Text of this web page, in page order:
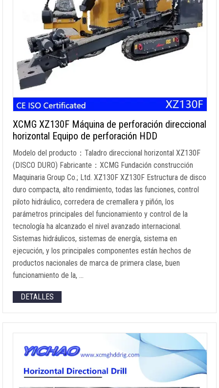
XCMG XZ130F Máquina de perforación direccional
horizontal Equipo de perforación HDD
Modelo del producto：Taladro direccional horizontal XZ130F
(DISCO DURO) Fabricante：XCMG Fundación construcción
Maquinaria Group Co.; Ltd. XZ130F XZ130F Estructura de disco
duro compacta, alto rendimiento, todas las funciones, control
piloto hidráulico, corredera de cremallera y piñón, los
parámetros principales del funcionamiento y control de la
tecnología ha alcanzado el nivel avanzado internacional.
Sistemas hidráulicos, sistemas de energía, sistema en
ejecución, y los principales componentes están hechos de
productos nacionales de marca de primera clase, buen
funcionamiento de la, …
DETALLES